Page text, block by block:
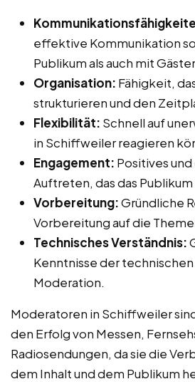
effektive Kommunikation
Publikum als auch mit
Organisation: Fähigkeit,
strukturieren und den
Flexibilität: Schnell auf
in Schiffweiler reagieren
Engagement: Positives
Auftreten, das das
Vorbereitung:Gründliche
Vorbereitung auf die
Technisches Verständnis:
Kenntnisse der
Moderation.
Moderatoren in Schiffweiler
den Erfolg von Messen,
Radiosendungen, da sie die
dem Inhalt und dem Publikum